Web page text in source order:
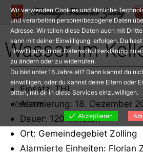
Zum
Inhalt
springen
Wasser im
Einsatz: THL
Alarmierung: 18. Dezember
Dauer: 120 Minuten
Ort: Gemeindegebiet Zolling
Alarmierte Einheiten: Florian
Wir verwenden Cookies und ähnliche
und verarbeiten personenbezogene Daten
Adresse. Wir teilen diese Daten auch mit
kann mit deiner Einwilligung erfolgen. Du
Einwilligung in der Datenschutzerklärung zu
zu ändern oder zu widerrufen.
Du bist unter 16 Jahre alt? Dann kannst du
einwilligen, oder du kannst deine Eltern oder
bitten, mit dir in diese Services einzuwilligen.
View more
Akzeptieren